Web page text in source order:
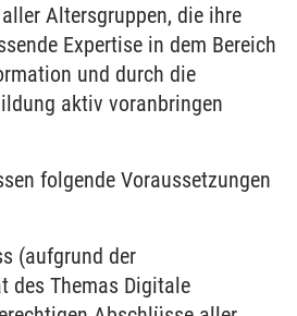
Altersgruppen, die ihre
Expertise in dem Bereich
und durch die
aktiv voranbringen
folgende Voraussetzungen
(aufgrund der
des Themas Digitale